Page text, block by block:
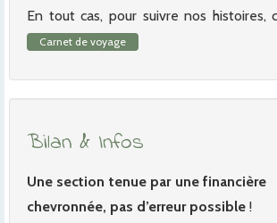
En tout cas, pour suivre nos histoires,
Carnet de voyage
Bilan & Infos
Une section tenue par une financière
chevronnée, pas d’erreur possible !